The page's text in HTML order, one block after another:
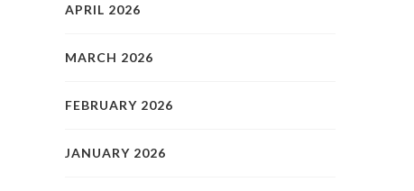
APRIL 2026
MARCH 2026
FEBRUARY 2026
JANUARY 2026